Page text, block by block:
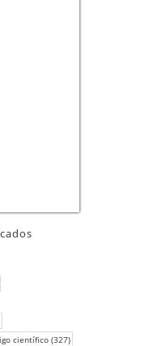
científico (327)